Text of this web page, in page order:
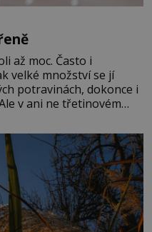
až moc. Často i
velké množství se jí
potravinách, dokonce i
v ani ne třetinovém
jsou zásadní pro